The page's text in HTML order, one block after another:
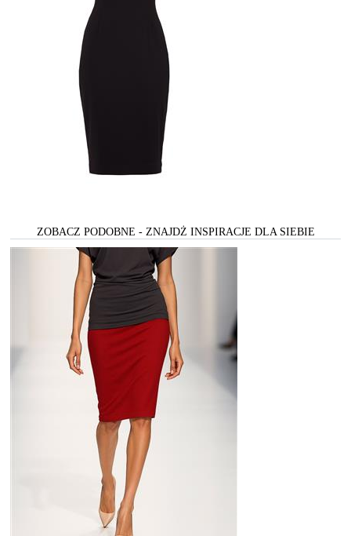
ZOBACZ PODOBNE - ZNAJDŻ INSPIRACJE DLA SIEBIE